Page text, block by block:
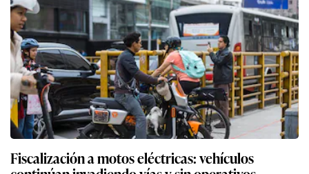
Fiscalización a motos eléctricas: vehículos